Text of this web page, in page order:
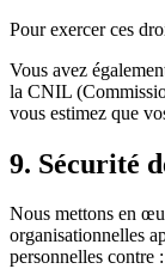
Pour exercer ces
Vous avez
la CNIL
vous estimez que
9. Sécurité
Nous mettons en
organisationnelles
personnelles contre :